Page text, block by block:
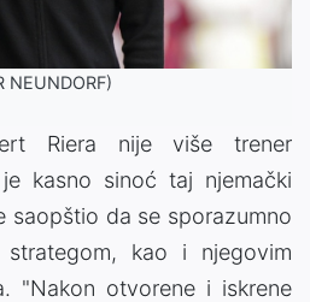
NEUNDORF)
Riera nije više trener
kasno sinoć taj njemački
saopštio da se sporazumno
kao i njegovim
"Nakon otvorene i iskrene